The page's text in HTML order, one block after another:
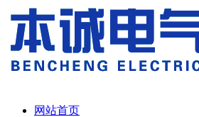
网站首页